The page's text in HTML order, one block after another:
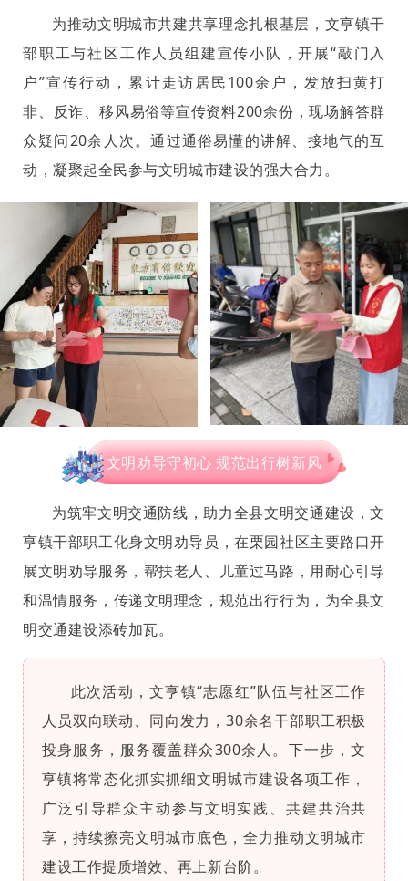
为推动文明城市共建共享理念扎根基层，文亨镇干
部职工与社区工作人员组建宣传小队，开展“敲门入
户”宣传行动，累计走访居民100余户，发放扫黄打
非、反诈、移风易俗等宣传资料200余份，现场解答群
众疑问20余人次。通过通俗易懂的讲解、接地气的互
动，凝聚起全民参与文明城市建设的强大合力。
文明劝导守初心 规范出行树新风
为筑牢文明交通防线，助力全县文明交通建设，文
亨镇干部职工化身文明劝导员，在栗园社区主要路口开
展文明劝导服务，帮扶老人、儿童过马路，用耐心引导
和温情服务，传递文明理念，规范出行行为，为全县文
明交通建设添砖加瓦。
此次活动，文亨镇“志愿红”队伍与社区工作
人员双向联动、同向发力，30余名干部职工积极
投身服务，服务覆盖群众300余人。下一步，文
亨镇将常态化抓实抓细文明城市建设各项工作，
广泛引导群众主动参与文明实践、共建共治共
享，持续擦亮文明城市底色，全力推动文明城市
建设工作提质增效、再上新台阶。